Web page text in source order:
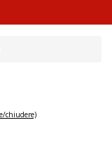
chiudere)